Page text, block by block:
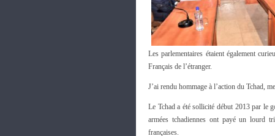
Les parlementaires étaient également
Français de l’étranger.
J’ai rendu hommage à l’action du Tchad,
Le Tchad a été sollicité début 2013 par le
armées tchadiennes ont payé un lourd
françaises.